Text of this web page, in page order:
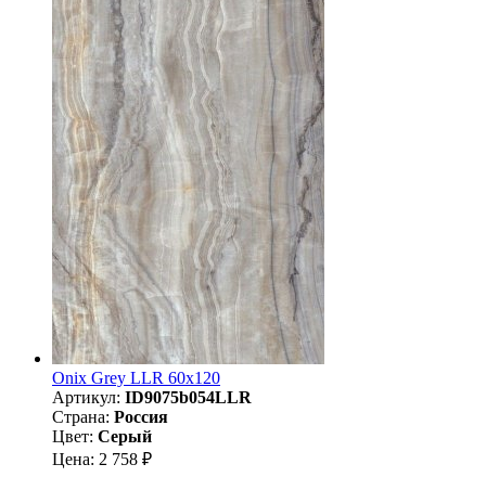
Onix Grey LLR 60x120
Артикул: ID9075b054LLR
Страна: Россия
Цвет: Серый
Цена: 2 758 ₽